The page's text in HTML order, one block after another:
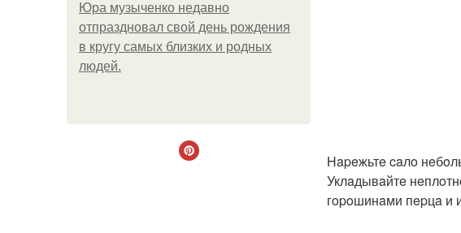
Юра музыченко недавно
отпраздновал свой день рождения
в кругу самых близких и родных
людей.
Hapeжьтe caлo
Уклaдывaйтe
гopoшинaми пepцa и